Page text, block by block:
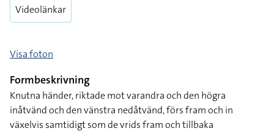
Videolänkar
Visa foton
Formbeskrivning
Knutna händer, riktade mot varandra och den högra
inåtvänd och den vänstra nedåtvänd, förs fram och in
växelvis samtidigt som de vrids fram och tillbaka